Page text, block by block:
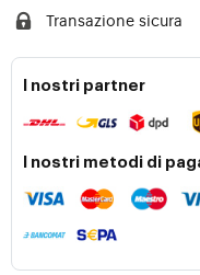
Transazione sicura
I nostri partner
I nostri metodi di